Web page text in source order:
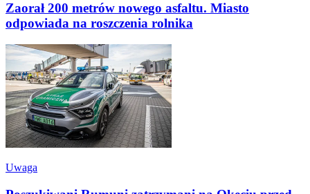
Zaorał 200 metrów nowego asfaltu. Miasto
odpowiada na roszczenia rolnika
Uwaga